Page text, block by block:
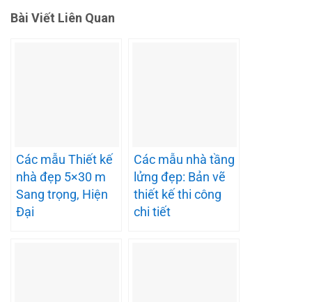
Bài Viết Liên Quan
Các mẫu Thiết kế
nhà đẹp 5×30 m
Sang trọng, Hiện
Đại
Các mẫu nhà tầng
lửng đẹp: Bản vẽ
thiết kế thi công
chi tiết